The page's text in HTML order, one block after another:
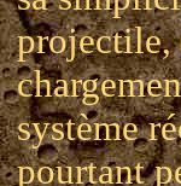
projectile,
système
pourtant